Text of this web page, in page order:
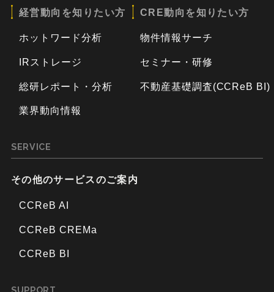
経営動向を知りたい方
ホットワード分析
IRストレージ
総研レポート・分析
業界動向情報
CRE動向を知りたい方
物件情報サーチ
セミナー・研修
不動産基礎調査(CCReB BI)
SERVICE
その他のサービスのご案内
CCReB AI
CCReB CREMa
CCReB BI